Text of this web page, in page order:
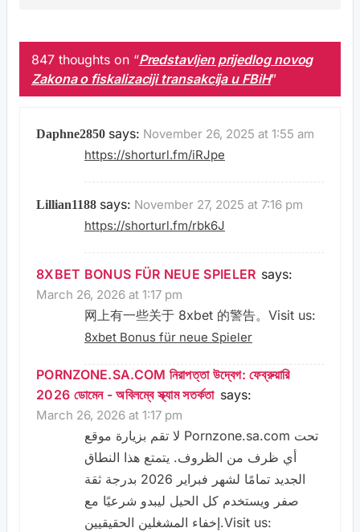
847 thoughts on “Predstavljen prijedlog novog
Zakona o fiskalizaciji transakcija u FBiH”
Daphne2850 says: November 26, 2025 at 1:55 am
https://shorturl.fm/iRJpe
Lillian1188 says: November 27, 2025 at 7:16 pm
https://shorturl.fm/rbk6J
8XBET BONUS FÜR NEUE SPIELER says:
March 26, 2026 at 1:17 pm
网上有一些关于 8xbet 的警告。Visit us:
8xbet Bonus für neue Spieler
PORNZONE.SA.COM নিরাপত্তা উদ্বেগ: ফেব্রুয়ারি
2026 ডোমেন - অবিলম্বে স্ক্যাম সতর্কতা says:
March 26, 2026 at 1:17 pm
لا تقم بزيارة موقع Pornzone.sa.com تحت
أي ظرف من الظروف. يتمتع هذا النطاق
الجديد تمامًا لشهر فبراير 2026 بدرجة ثقة
صفر ويستخدم كل الحيل ليبدو شرعيًا مع
إخفاء المشغلين الحقيقيين.Visit us: